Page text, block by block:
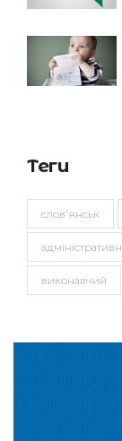
Теги
слов'янськ
виконавчий